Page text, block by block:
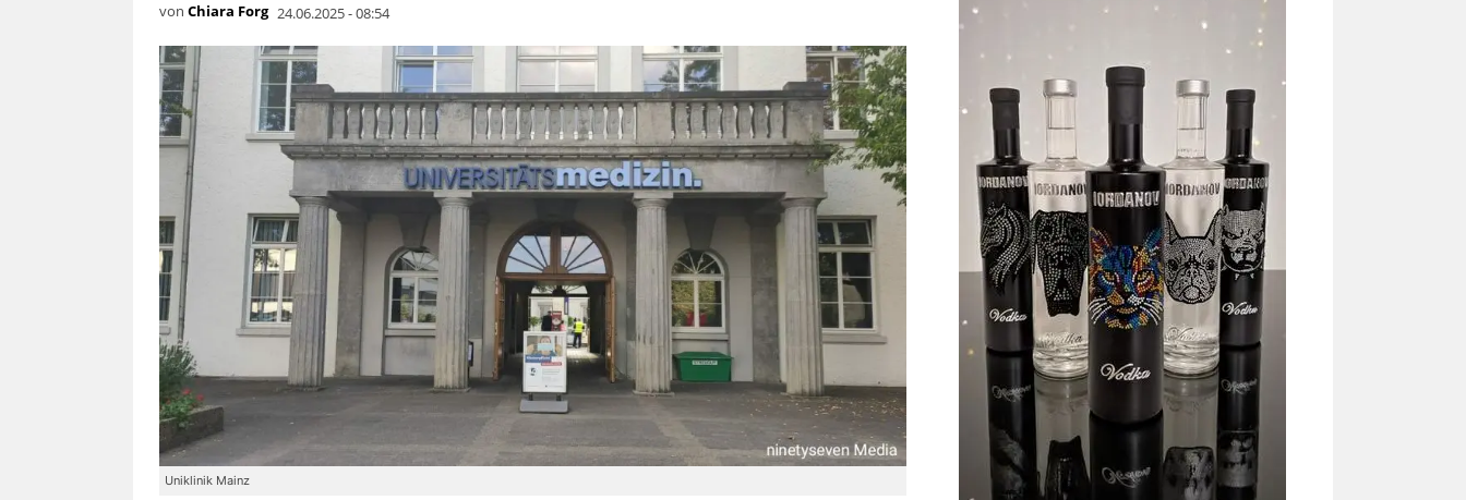
von Chiara Forg 24.06.2025 - 08:54
Uniklinik Mainz